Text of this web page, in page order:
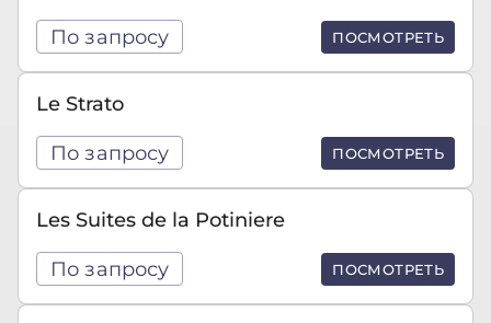
По запросу ПОСМОТРЕТЬ
Le Strato
По запросу ПОСМОТРЕТЬ
Les Suites de la Potiniere
По запросу ПОСМОТРЕТЬ